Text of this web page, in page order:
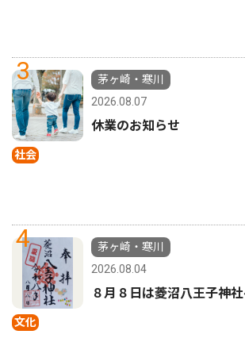
3
社会
茅ヶ崎・寒川
2026.08.07
休業のお知らせ
4
文化
茅ヶ崎・寒川
2026.08.04
８月８日は菱沼八王子神